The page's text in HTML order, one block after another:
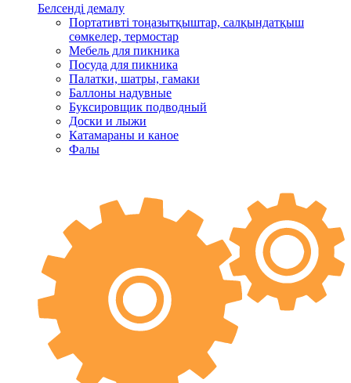
Белсенді демалу
Портативті тоңазытқыштар, салқындатқыш
сөмкелер, термостар
Мебель для пикника
Посуда для пикника
Палатки, шатры, гамаки
Баллоны надувные
Буксировщик подводный
Доски и лыжи
Катамараны и каное
Фалы